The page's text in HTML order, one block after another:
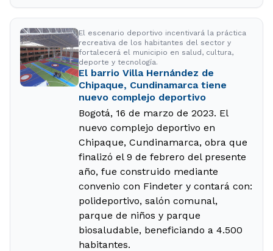
El escenario deportivo incentivará la práctica
recreativa de los habitantes del sector y
fortalecerá el municipio en salud, cultura,
deporte y tecnología.
El barrio Villa Hernández de
Chipaque, Cundinamarca tiene
nuevo complejo deportivo
Bogotá, 16 de marzo de 2023. El
nuevo complejo deportivo en
Chipaque, Cundinamarca, obra que
finalizó el 9 de febrero del presente
año, fue construido mediante
convenio con Findeter y contará con:
polideportivo, salón comunal,
parque de niños y parque
biosaludable, beneficiando a 4.500
habitantes.